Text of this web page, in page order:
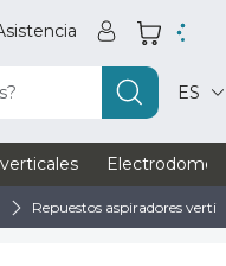
ES
Repuestos aspiradores